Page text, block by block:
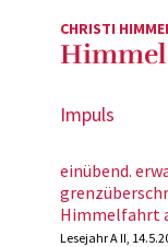
CHRISTI
Impuls
einübend.
Himmelfahrt
Lesejahr A II,